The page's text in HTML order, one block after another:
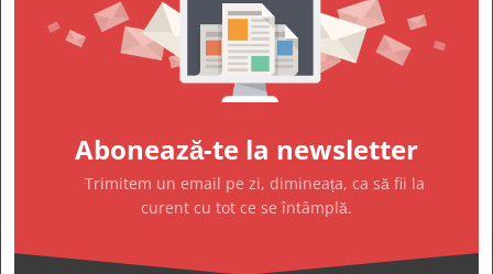
Abonează-te la newsletter
Trimitem un email pe zi, dimineața, ca să fii la
curent cu tot ce se întâmplă.